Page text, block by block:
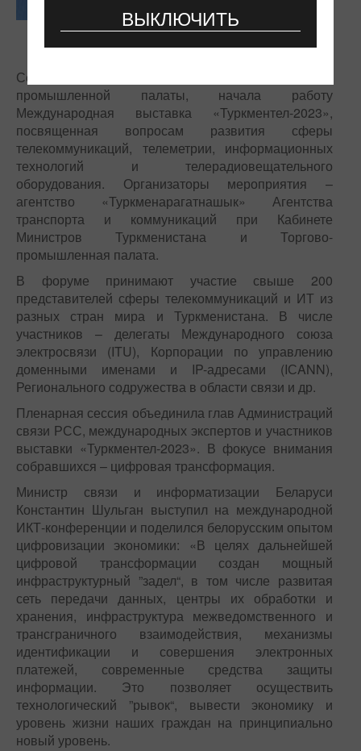
ВЫКЛЮЧИТЬ
Сегодня в Ашхабаде, в экспоцентре Торгово-
промышленной палаты, начала работу
Международная выставка «Туркментел-2023»,
посвященная вопросам развития сферы
телекоммуникаций, телеметрии, информационных
технологий и телерадиовещательного
оборудования. Организаторы мероприятия –
агентство «Туркменарагатнашык» Агентства
транспорта и коммуникаций при Кабинете
Министров Туркменистана и Торгово-
промышленная палата.
В форуме принимают участие свыше 200
представителей сферы телекоммуникаций и ИТ из
разных стран мира и Туркменистана. В числе
участников – делегаты Международного союза
электросвязи (ITU), Корпорации по управлению
доменными именами и IP-адресами (IСANN),
Регионального содружества в области связи и др.
Пленарная сессия объединила глав Администраций
связи РСС, международных экспертов и участников
выставки «Туркментел-2023». В фокусе внимания
собравшихся – цифровая трансформация.
Министр связи и информатизации Беларуси
Константин Шульган выступил на международной
ИКТ-конференции и поделился белорусским опытом
цифровизации экономики: «В целях дальнейшей
цифровой трансформации создан мощный
инфраструктурный ”задел“, в том числе развитая
сеть передачи данных, центры их обработки и
хранения, инфраструктура межведомственного и
трансграничного взаимодействия, механизмы
идентификации и совершения электронных
платежей, современные средства защиты
информации. Это позволяет осуществить
технологический ”рывок“, вывести экономику и
уровень жизни наших граждан на принципиально
новый уровень.